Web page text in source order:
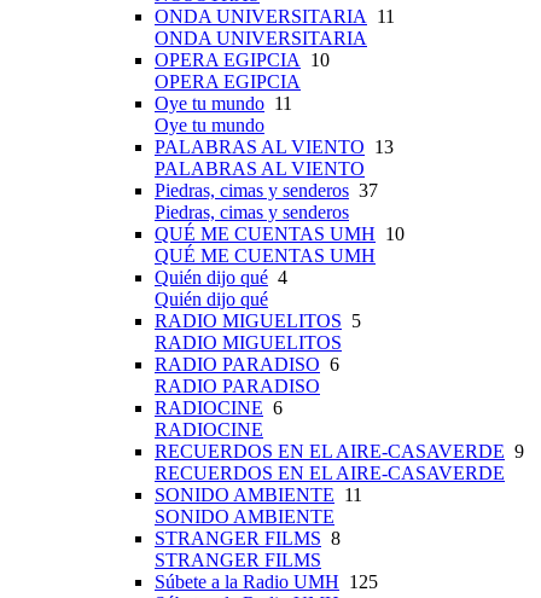
ONDA UNIVERSITARIA 11
ONDA UNIVERSITARIA
OPERA EGIPCIA 10
OPERA EGIPCIA
Oye tu mundo 11
Oye tu mundo
PALABRAS AL VIENTO 13
PALABRAS AL VIENTO
Piedras, cimas y senderos 37
Piedras, cimas y senderos
QUÉ ME CUENTAS UMH 10
QUÉ ME CUENTAS UMH
Quién dijo qué 4
Quién dijo qué
RADIO MIGUELITOS 5
RADIO MIGUELITOS
RADIO PARADISO 6
RADIO PARADISO
RADIOCINE 6
RADIOCINE
RECUERDOS EN EL AIRE-CASAVERDE 9
RECUERDOS EN EL AIRE-CASAVERDE
SONIDO AMBIENTE 11
SONIDO AMBIENTE
STRANGER FILMS 8
STRANGER FILMS
Súbete a la Radio UMH 125